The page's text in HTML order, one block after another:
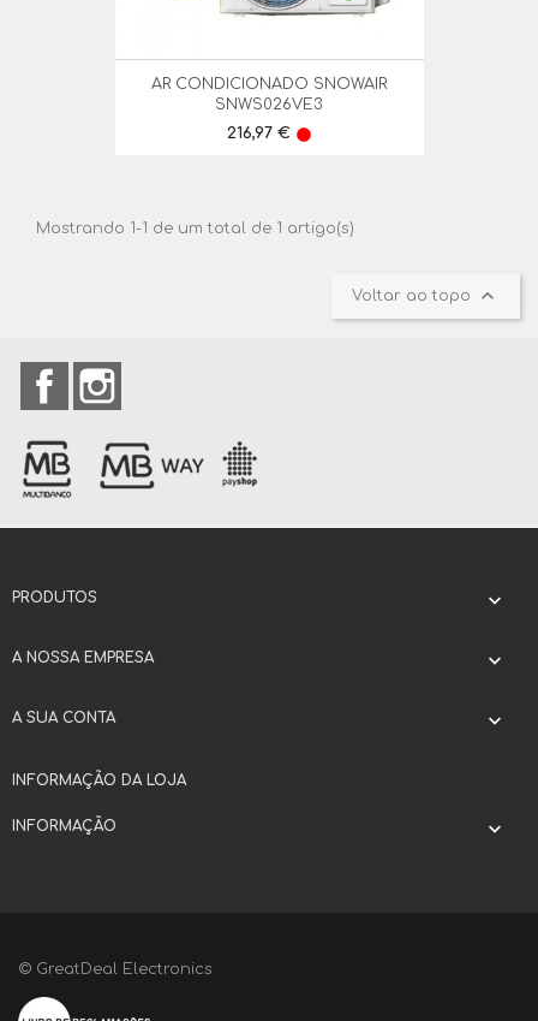
AR CONDICIONADO SNOWAIR
SNWS026VE3
Preço
216,97 € lens
Mostrando 1-1 de um total de 1 artigo(s)
Voltar ao topo 
Facebook
PRODUTOS 
A NOSSA EMPRESA 
A SUA CONTA 
INFORMAÇÃO DA LOJA
INFORMAÇÃO 
© GreatDeal Electronics